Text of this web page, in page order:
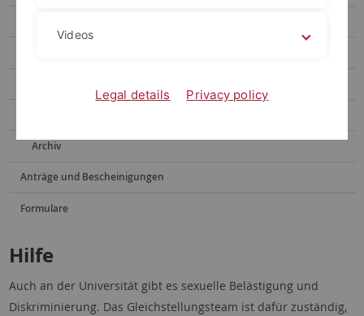
Archiv
Anträge und Bescheinigungen
Formulare
Hilfe
Auch an der Universität gibt es sexuelle Belästigung und
Diskriminierung. Das Gleichstellungsteam ist dafür zuständig,
Videos
Legal details Privacy policy